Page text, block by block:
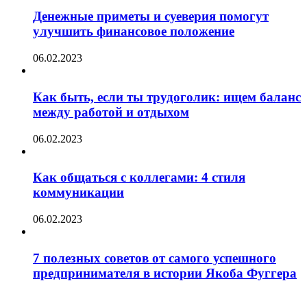
Денежные приметы и суеверия помогут
улучшить финансовое положение
06.02.2023
Как быть, если ты трудоголик: ищем баланс
между работой и отдыхом
06.02.2023
Как общаться с коллегами: 4 стиля
коммуникации
06.02.2023
7 полезных советов от самого успешного
предпринимателя в истории Якоба Фуггера